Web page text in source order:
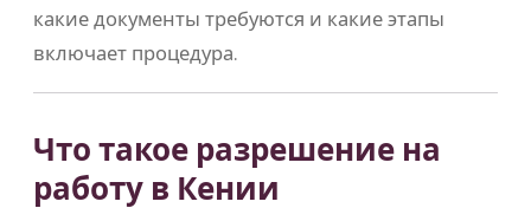
какие документы требуются и какие этапы
включает процедура.
Что такое разрешение на
работу в Кении